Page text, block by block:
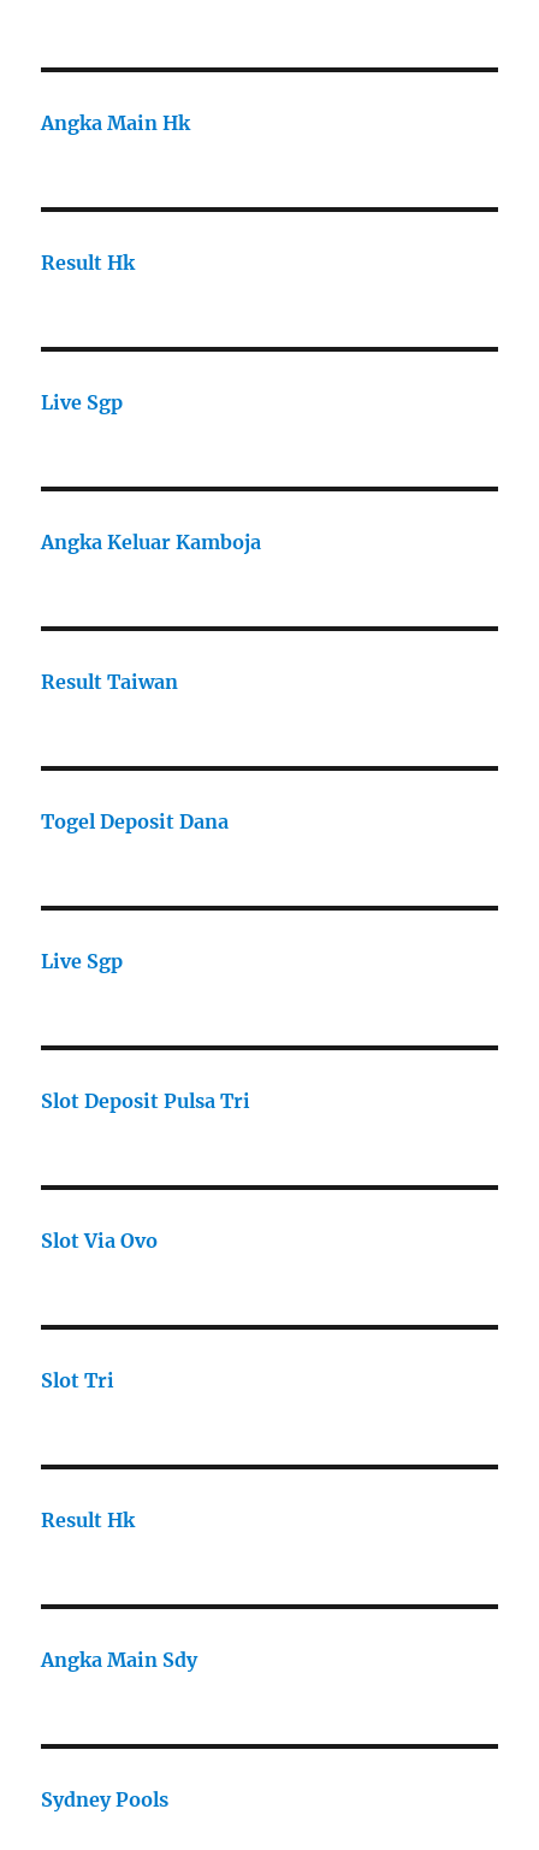
Angka Main Hk
Result Hk
Live Sgp
Angka Keluar Kamboja
Result Taiwan
Togel Deposit Dana
Live Sgp
Slot Deposit Pulsa Tri
Slot Via Ovo
Slot Tri
Result Hk
Angka Main Sdy
Sydney Pools